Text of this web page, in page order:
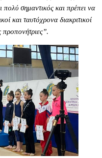
πολύ σημαντικός και πρέπει να
και ταυτόχρονα διακριτικοί
προπονήτριες”.